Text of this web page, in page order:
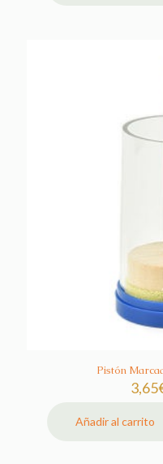
Pistón
3,65
Añadir al carrito